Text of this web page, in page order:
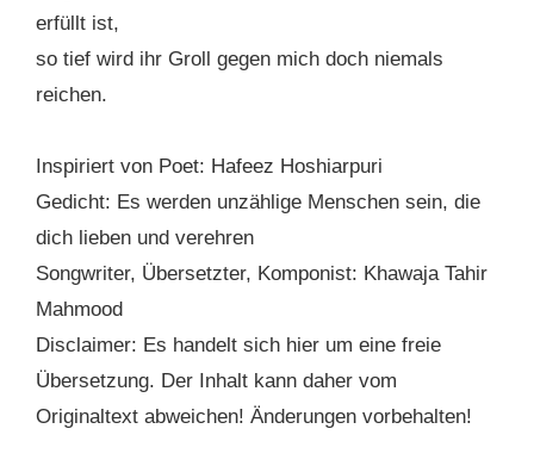
erfüllt ist,
so tief wird ihr Groll gegen mich doch niemals
reichen.
Inspiriert von Poet: Hafeez Hoshiarpuri
Gedicht: Es werden unzählige Menschen sein, die
dich lieben und verehren
Songwriter, Übersetzter, Komponist: Khawaja Tahir
Mahmood
Disclaimer: Es handelt sich hier um eine freie
Übersetzung. Der Inhalt kann daher vom
Originaltext abweichen! Änderungen vorbehalten!